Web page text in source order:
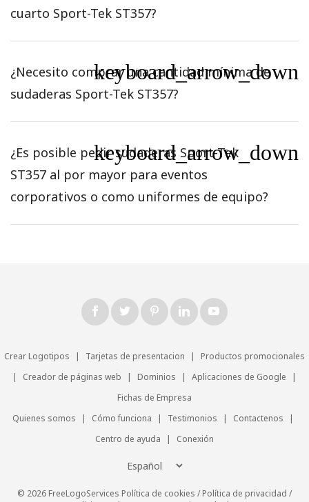
cuarto Sport-Tek ST357?
¿Necesito comprar una cantidad mínima de
sudaderas Sport-Tek ST357?
keyboard_arrow_down
¿Es posible pedir sudaderas Sport-Tek
ST357 al por mayor para eventos
corporativos o como uniformes de equipo?
keyboard_arrow_down
Crear Logotipos | Tarjetas de presentacion |
Productos promocionales
|
Creador de páginas web | Dominios | Aplicaciones de Google
|
Fichas de Empresa
Quienes somos
| Cómo funciona | Testimonios | Contactenos
|
Centro de ayuda
| Conexión
© 2026 FreeLogoServices Política de cookies /Política de privacidad /